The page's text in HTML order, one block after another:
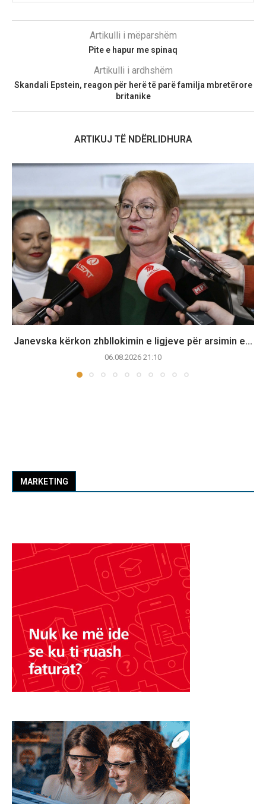
Artikulli i mëparshëm
Pite e hapur me spinaq
Artikulli i ardhshëm
Skandali Epstein, reagon për herë të parë familja mbretërore
britanike
ARTIKUJ TË NDËRLIDHURA
Janevska kërkon zhbllokimin e ligjeve për arsimin e...
06.08.2026 21:10
MARKETING